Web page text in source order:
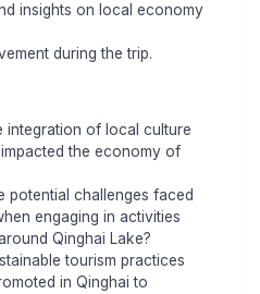
insights on local economy
during the trip.
integration of local culture
the economy of
potential challenges faced
engaging in activities
Qinghai Lake?
tourism practices
in Qinghai to